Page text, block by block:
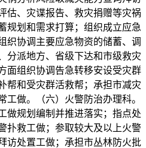
估、灾谍报告、救灾捐赠等灾祸
规划和需求打算；组织成立应急
织协调主要应急物资的储蓄、调
分派地方、省级下达和市级救灾
面组织协调告急转移安设受灾群
帮和受灾群活救帮；承担市减灾
工做。（六）火警防治办理科。
做规划编制并推进落实；指点处
扑救工做；参取较大及以上火警
访处置工做；承担市丛林防火批